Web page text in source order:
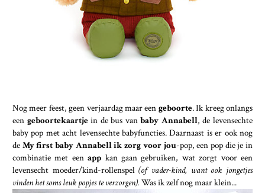
Nog meer feest, geen verjaardag maar een geboorte. Ik kreeg onlangs
een geboortekaartjein de bus vanbaby Annabell, de levensechte
baby pop met acht levensechte babyfuncties. Daarnaast is er ook nog
de My first baby Annabell ik zorg voor jou-pop, een pop die je in
combinatie met eenapp kan gaan gebruiken, wat zorgt voor een
levensecht moeder/kind-rollenspel(of vader-kind, want ook jongetjes
vinden het soms leuk popjes te verzorgen). Was ik zelf nog maar klein...